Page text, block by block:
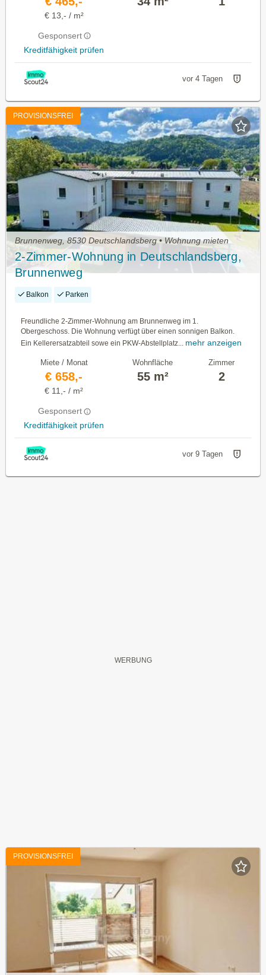
€ 13,- / m²
Gesponsert
Kreditfähigkeit prüfen
vor 4 Tagen
PROVISIONSFREI
Brunnenweg, 8530 Deutschlandsberg • Wohnung mieten
2-Zimmer-Wohnung in Deutschlandsberg,
Brunnenweg
Balkon Parken
Freundliche 2-Zimmer-Wohnung am Brunnenweg im 1.
Obergeschoss. Die Wohnung verfügt über einen sonnigen Balkon.
Ein Kellerersatzabteil sowe ein PKW-Abstellplatz... mehr anzeigen
Miete / Monat
€ 658,-
€ 11,- / m²
Gesponsert
Kreditfähigkeit prüfen
Wohnfläche
55 m²
Zimmer
2
vor 9 Tagen
PROVISIONSFREI